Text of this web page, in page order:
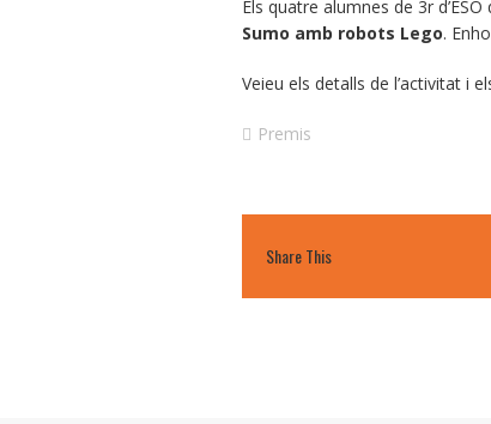
Els quatre alumnes de 3r
Sumo amb robots Lego.
Veieu els detalls de l’activitat i
Premis
Share This